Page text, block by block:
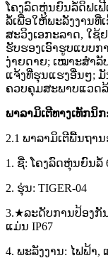
ໂຄງລົດຫຸ່ນຍົນລໍ້ດິຟເ
ລໍ້ເພື່ອໃຫ້ພະລັງງານທີ່
ສະວິງເອກະລາດ, ໃ
ຮັບຮອງເອົາຮູບແບບ
ງ່າຍດາຍ; ເໝາະສຳລັ
ແຈ້ງທີ່ຮຸນແຮງອື່ນໆ;
ຄວບຄຸມສະພາບແວດ
ພາລາມິເຕີທາງເທັກນິກ:
2.1 ພາລາມິເຕີພື້ນຖາ
1. ຊື່: ໂຄງລົດຫຸ່ນຍົນລໍ້
2. ຮຸ່ນ: TIGER-04
3.★ລະດັບການປ້ອງກັ
ແມ່ນ IP67
4. ພະລັງງານ: ໄຟຟ້າ